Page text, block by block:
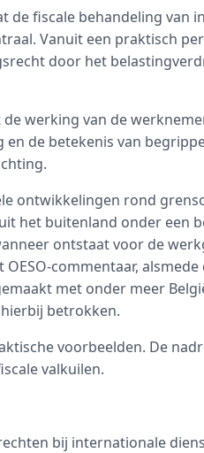
de fiscale behandeling van
Vanuit een praktisch
door het
werking van de
de betekenis van
ontwikkelingen rond
het buitenland onder een
ontstaat voor de
commentaar, alsmede
met onder meer
betrokken.
voorbeelden. De
valkuilen.
bij internationale